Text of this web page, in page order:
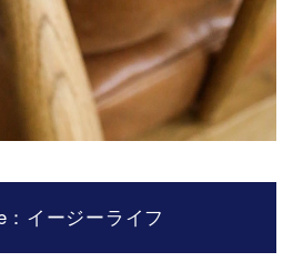
イージーライフ